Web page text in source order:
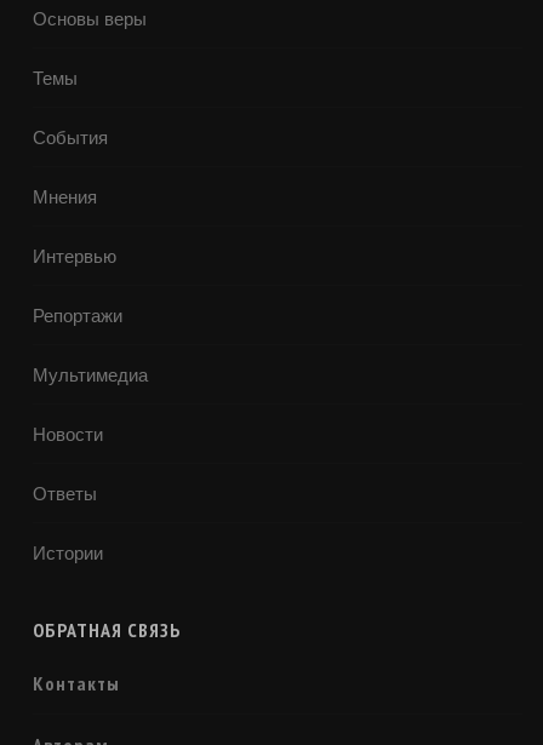
Основы веры
Темы
События
Мнения
Интервью
Репортажи
Мультимедиа
Новости
Ответы
Истории
ОБРАТНАЯ СВЯЗЬ
Контакты